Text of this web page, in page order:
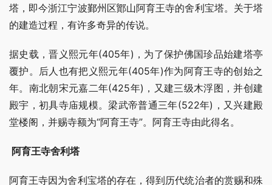
塔，即今浙江宁波鄞州区鄮山阿育王寺的舍利宝塔。关于塔
的建造过程，有许多奇异的传说。
据史载，晋义熙元年(405年)，为了保护佛国珍品始建塔亭
覆护。后人也有把义熙元年(405年)作为阿育王寺的创始之
年。南北朝宋元嘉二年(425年)，又建三级木浮图，并创建
殿宇，初具寺庙规模。梁武帝普通三年(522年)，又兴建殿
堂楼阁，并赐寺额为“阿育王寺”。阿育王寺由此得名。
阿育王寺舍利塔
阿育王寺因为舍利宝塔的存在，得到历代统治者的赏赐和殊